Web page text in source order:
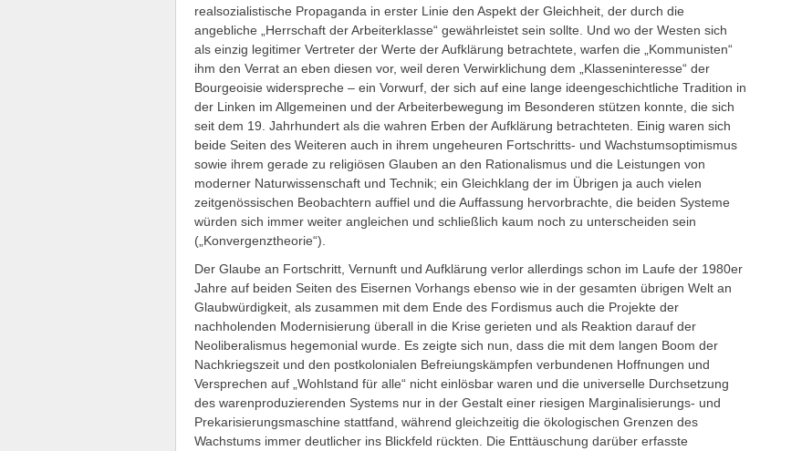
realsozialistische Propaganda in erster Linie den Aspekt der Gleichheit, der durch die
angebliche „Herrschaft der Arbeiterklasse“ gewährleistet sein sollte. Und wo der Westen sich
als einzig legitimer Vertreter der Werte der Aufklärung betrachtete, warfen die „Kommunisten“
ihm den Verrat an eben diesen vor, weil deren Verwirklichung dem „Klasseninteresse“ der
Bourgeoisie widerspreche – ein Vorwurf, der sich auf eine lange ideengeschichtliche Tradition in
der Linken im Allgemeinen und der Arbeiterbewegung im Besonderen stützen konnte, die sich
seit dem 19. Jahrhundert als die wahren Erben der Aufklärung betrachteten. Einig waren sich
beide Seiten des Weiteren auch in ihrem ungeheuren Fortschritts- und Wachstumsoptimismus
sowie ihrem gerade zu religiösen Glauben an den Rationalismus und die Leistungen von
moderner Naturwissenschaft und Technik; ein Gleichklang der im Übrigen ja auch vielen
zeitgenössischen Beobachtern auffiel und die Auffassung hervorbrachte, die beiden Systeme
würden sich immer weiter angleichen und schließlich kaum noch zu unterscheiden sein
(„Konvergenztheorie“).
Der Glaube an Fortschritt, Vernunft und Aufklärung verlor allerdings schon im Laufe der 1980er
Jahre auf beiden Seiten des Eisernen Vorhangs ebenso wie in der gesamten übrigen Welt an
Glaubwürdigkeit, als zusammen mit dem Ende des Fordismus auch die Projekte der
nachholenden Modernisierung überall in die Krise gerieten und als Reaktion darauf der
Neoliberalismus hegemonial wurde. Es zeigte sich nun, dass die mit dem langen Boom der
Nachkriegszeit und den postkolonialen Befreiungskämpfen verbundenen Hoffnungen und
Versprechen auf „Wohlstand für alle“ nicht einlösbar waren und die universelle Durchsetzung
des warenproduzierenden Systems nur in der Gestalt einer riesigen Marginalisierungs- und
Prekarisierungsmaschine stattfand, während gleichzeitig die ökologischen Grenzen des
Wachstums immer deutlicher ins Blickfeld rückten. Die Enttäuschung darüber erfasste